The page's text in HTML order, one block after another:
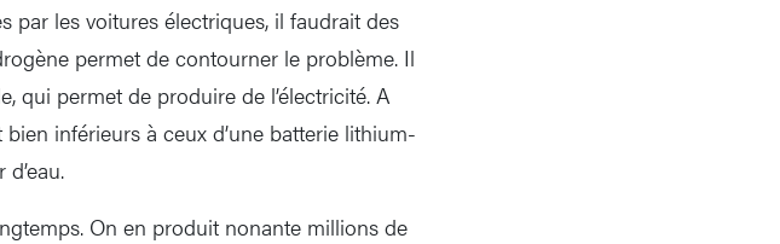
par les voitures électriques, il faudrait des
permet de contourner le problème. Il
qui permet de produire de l’électricité. A
inférieurs à ceux d’une batterie lithium-
On en produit nonante millions de